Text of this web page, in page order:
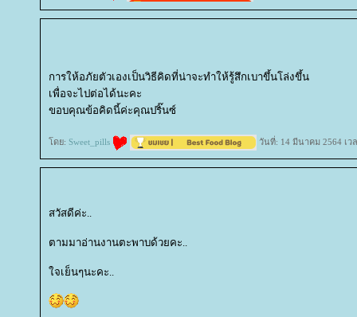
การให้อภัยตัวเองเป็นวิธีคิดที่น่าจะทำให้รู้สึกเบาขึ้นโล่งขึ้น
เพื่อจะไปต่อได้นะคะ
ขอบคุณข้อคิดนี้ค่ะคุณปริ๊นซ์
ดย: Sweet_pills วันที่: 14 มีนาคม 2564 เว
สวัสดีค่ะ..
ตามมาอ่านงานตะพาบด้วยคะ..
จเย็นๆนะคะ..